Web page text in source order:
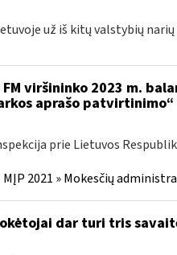
už iš kitų valstybių
viršininko 2023 m.
aprašo patvirtinimo“
prie Lietuvos
MĮP 2021 » Mokesčių
dar turi tris